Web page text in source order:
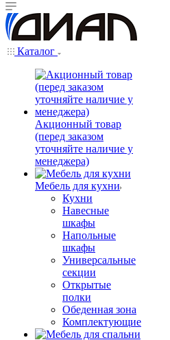
Каталог
Акционный товар
(перед заказом
уточняйте наличие у
менеджера)
Мебель для кухни
Кухни
Навесные
шкафы
Напольные
шкафы
Универсальные
секции
Открытые
полки
Обеденная зона
Комплектующие